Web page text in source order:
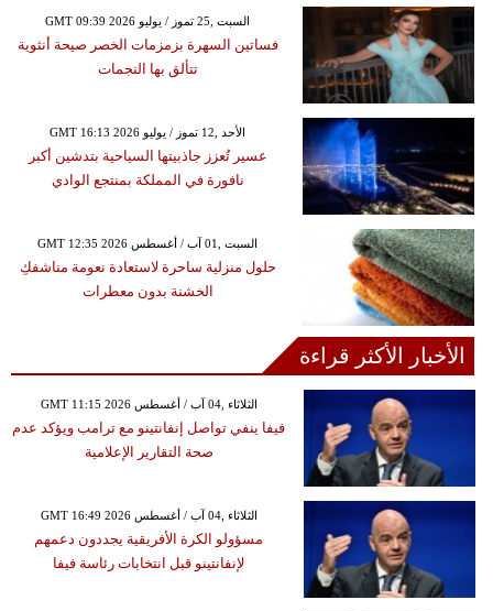
GMT 09:39 2026 السبت ,25 تموز / يوليو
فساتين السهرة بزمزمات الخصر صيحة أنثوية
تتألق بها النجمات
GMT 16:13 2026 الأحد ,12 تموز / يوليو
عسير تُعزز جاذبيتها السياحية بتدشين أكبر
نافورة في المملكة بمنتجع الوادي
GMT 12:35 2026 السبت ,01 آب / أغسطس
حلول منزلية ساحرة لاستعادة نعومة مناشفكِ
الخشنة بدون معطرات
الأخبار الأكثر قراءة
GMT 11:15 2026 الثلاثاء ,04 آب / أغسطس
فيفا ينفي تواصل إنفانتينو مع ترامب ويؤكد عدم
صحة التقارير الإعلامية
GMT 16:49 2026 الثلاثاء ,04 آب / أغسطس
مسؤولو الكرة الأفريقية يجددون دعمهم
لإنفانتينو قبل انتخابات رئاسة فيفا